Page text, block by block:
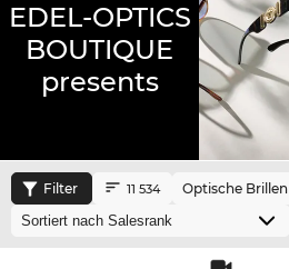
EDEL-OPTICS
BOUTIQUE
presents
Filter 11 534 Optische Brillen